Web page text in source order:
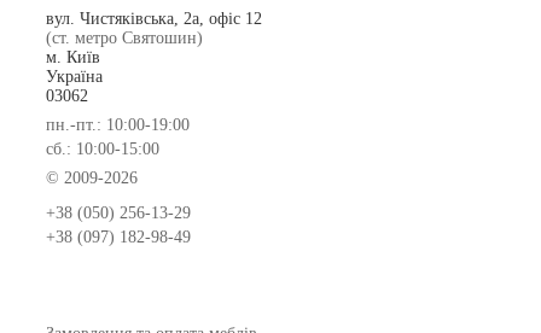
вул. Чистяківська, 2а, офіс 12
(ст. метро Святошин)
м. Київ
Україна
03062
пн.-пт.: 10:00-19:00
сб.: 10:00-15:00
© 2009-2026
+38 (050) 256-13-29
+38 (097) 182-98-49